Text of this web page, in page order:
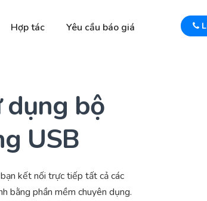
Hợp tác Yêu cầu báo giá
dụng bộ
USB
kết nối trực tiếp tất cả các
bằng phần mềm chuyên dụng.